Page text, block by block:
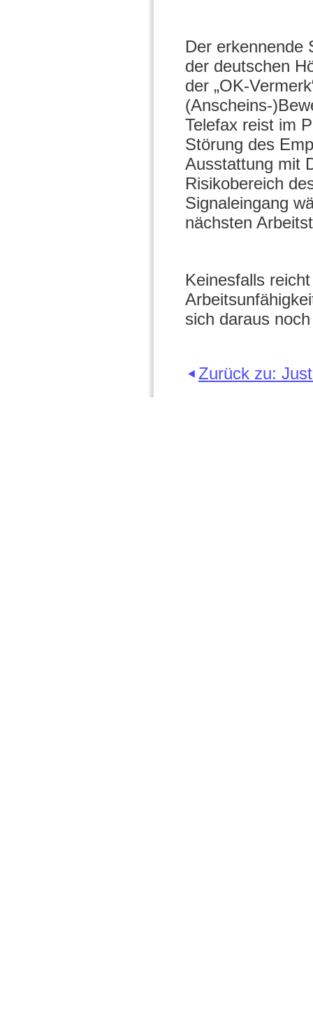
Der erkennende
der deutschen
der „OK-
(Anscheins-
Telefax reist im
Störung des
Ausstattung mit
Risikobereich
Signaleingang
nächsten
Keinesfalls
sich daraus
Zurück zu: